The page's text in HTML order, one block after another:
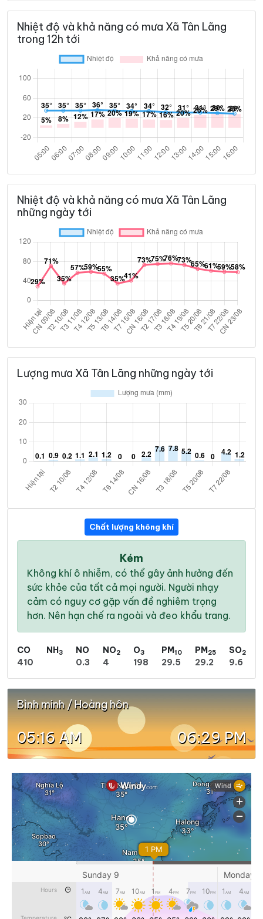
Nhiệt độ và khả năng có mưa Xã Tân Lãng
trong 12h tới
Nhiệt độ và khả năng có mưa Xã Tân Lãng
những ngày tới
Lượng mưa Xã Tân Lãng những ngày tới
Chất lượng không khí
Kém
Không khí ô nhiễm, có thể gây ảnh hưởng đến
sức khỏe của tất cả mọi người. Người nhạy
cảm có nguy cơ gặp vấn đề nghiêm trọng
hơn. Nên hạn chế ra ngoài và đeo khẩu trang.
CO
410
NH3
NO
0.3
NO2
4
O3
198
PM10
29.5
PM25
29.2
SO2
9.6
Bình minh / Hoàng hôn
05:16 AM 06:29 PM